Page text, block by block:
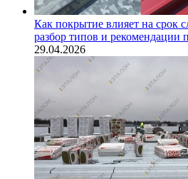
Как покрытие влияет на срок
разбор типов и рекомендации
29.04.2026